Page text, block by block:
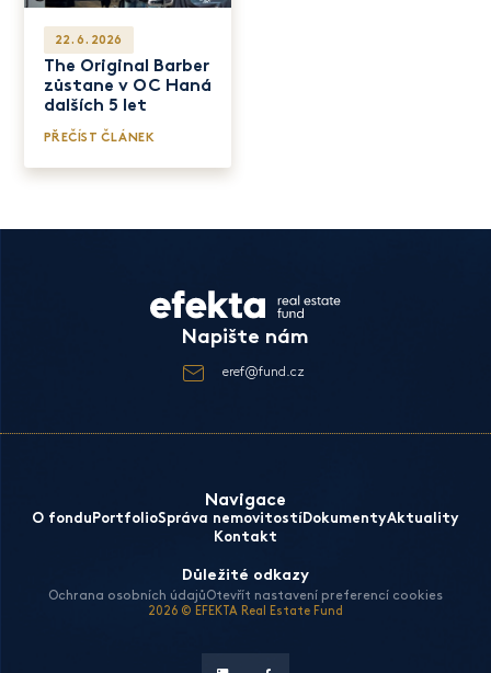
22. 6. 2026
The Original Barber
zůstane v OC Haná
dalších 5 let
PŘEČÍST ČLÁNEK
Napište nám
eref@fund.cz
Navigace
O fonduPortfolioSpráva nemovitostíDokumentyAktuality
Kontakt
Důležité odkazy
Ochrana osobních údajůOtevřít nastavení preferencí cookies
2026 © EFEKTA Real Estate Fund